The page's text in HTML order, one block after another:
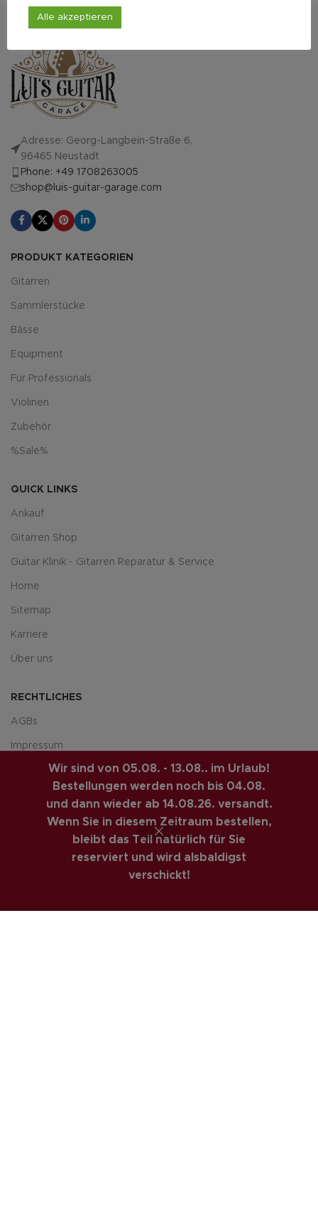
Wir sind von 05.08. - 13.08.. im Urlaub!
Bestellungen werden noch bis 04.08.
und dann wieder ab 14.08.26. versandt.
Wenn Sie in diesem Zeitraum bestellen,
bleibt das Teil natürlich für Sie
reserviert und wird alsbaldigst
verschickt!
Adresse: Georg-Langbein-Straße 6,
96465 Neustadt
Phone: +49 1708263005
shop@luis-guitar-garage.com
PRODUKT KATEGORIEN
Gitarren
Sammlerstücke
Bässe
Equipment
Für Professionals
Violinen
Zubehör
%Sale%
QUICK LINKS
Ankauf
Gitarren Shop
Guitar Klinik - Gitarren Reparatur & Service
Home
Sitemap
Karriere
Über uns
RECHTLICHES
AGBs
Impressum
Datenschutzerklärung
Privatsphäre & Datenschutz
Widerrufsrecht
Versandarten
Alle akzeptieren